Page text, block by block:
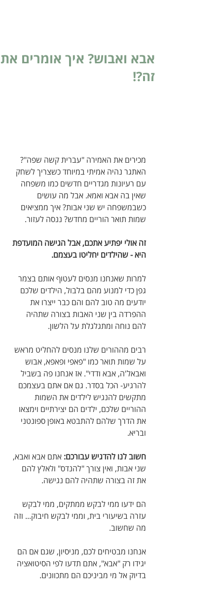
אבא ואבוש? איך אומרים את
זה?!
מכירים את האמירה "עברית קשה שפה"?
האתגר נהיה אמיתי במיוחד כשצריך לשחק
עם רעיונות מגדריים חדשים כמו משפחה
שאין בה אבא ואמא. אבל מה עושים
כשבמשפחה יש שני אבות? איך ממציאים
שמות תואר הוריים מחדש? ננסה לעזור.
זה אולי יפתיע אתכם, אבל הגישה המועדפת
היא - שהילדים יחליטו בעצמם.
למרות שאנחנו מנסים לעטוף אותם בצמר
גפן כדי למנוע מהם בלבול, הילדים שלכם
יודעים מה טוב להם והם כבר ייצרו את
ההפרדה בין שני האבות בצורה שתהיה
להם נוחה ומתגלגלת על הלשון.
רבים מההורים שלנו מנסים להחליט מראש
על שמות תואר כמו "פאפי ופאפא, אבוש
ואבאל'ה, אבא ודדי". אז אנחנו פה בשביל
להרגיע- הכל בסדר. גם אם אתם בעצמכם
מתקשים להנגיש לילדים את השמות
ההוריים שלכם, ילדים הם יצירתיים וימצאו
את הדרך שלהם להתבטא באופן ספונטני
ובריא.
חשוב לנו להדגיש עבורכם: אתם אבא ואבא,
שני אבות, ואין צורך "להנדס" ולאלץ להם
את זה בצורה שתהיה להם נגישה.
הם ידעו ממי לבקש ממתקים, ממי לבקש
עזרה בשיעורי בית, וממי לבקש חיבוק... וזה
מה שחשוב.
אנחנו מבטיחים לכם, מניסיון, שגם אם הם
יגידו רק "אבא", אתם תדעו לפי הסיטואציה
בדיוק אל מי מביניכם הם מתכוונים.